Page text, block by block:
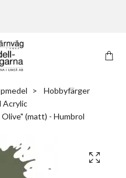
Hobbyfärger
Acrylic
(matt) - Humbrol